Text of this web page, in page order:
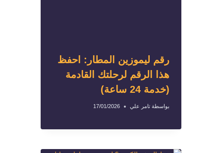
رقم ليموزين المطار: احفظ
هذا الرقم لرحلتك القادمة
(خدمة 24 ساعة)
بواسطة تامر علي 17/01/2026